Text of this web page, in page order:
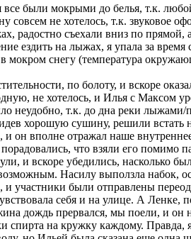
были мокрыми до белья, т.к.
совсем не хотелось, т.к. звуковое
радостно съехали вниз по
ездить на лыжах, я упала за
мокром снегу (температура
по болоту, и вскоре
не хотелось, и Илья с Максом
неудобно, т.к. до дна реки лыжами/
хорошую сушину, решили встать
он вполне отражал наше
что взяли его помимо
и вскоре убедились, насколько
Насилу выползла набок,
участники были отправлены
себя и на улице. А Ленке,
дождь прервался, мы поели, и он
спирта на кружку каждому.